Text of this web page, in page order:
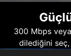
300 Mbps
dilediğini seç,